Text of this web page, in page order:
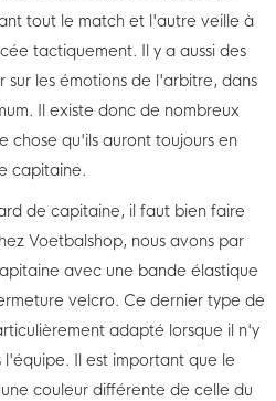
tout le match et l'autre veille à
tactiquement. Il y a aussi des
les émotions de l'arbitre, dans
Il existe donc de nombreux
chose qu'ils auront toujours en
capitaine.
de capitaine, il faut bien faire
Voetbalshop, nous avons par
avec une bande élastique
velcro. Ce dernier type de
adapté lorsque il n'y
Il est important que le
couleur différente de celle du